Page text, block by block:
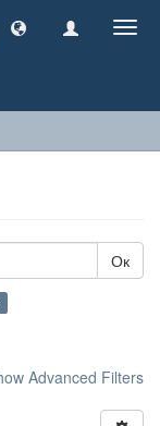
Ок
Advanced Filters